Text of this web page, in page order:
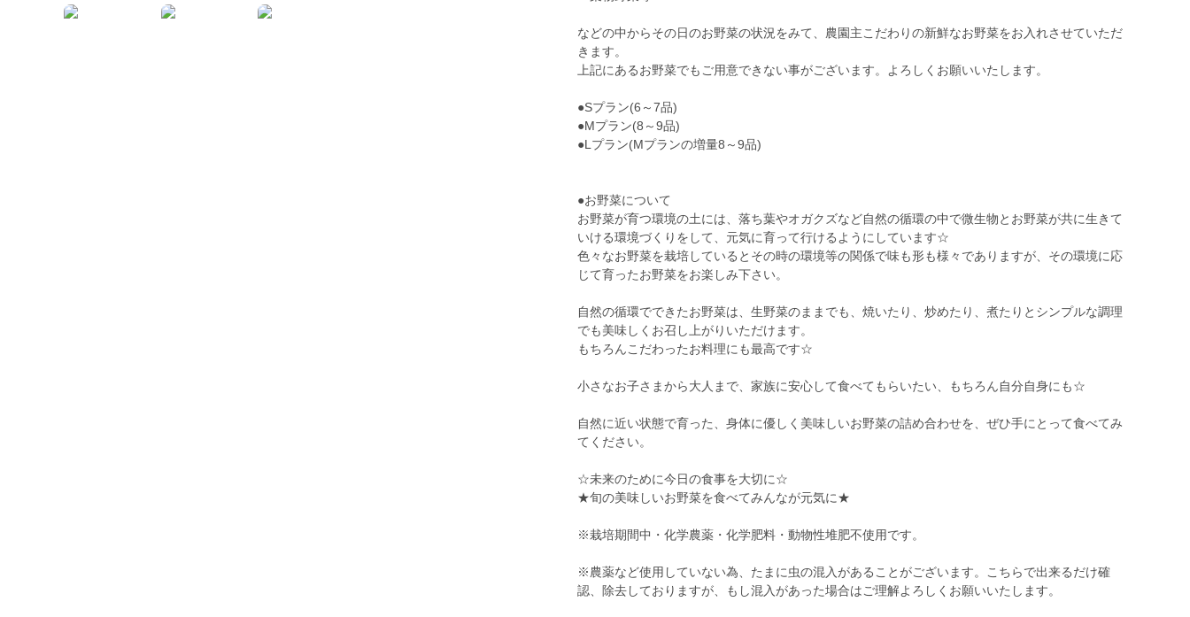
などの中からその日のお野菜の状況をみて、農園主こだわりの新鮮なお野菜をお入れさせていただ
きます。
上記にあるお野菜でもご用意できない事がございます。よろしくお願いいたします。
●Sプラン(6～7品)
●Mプラン(8～9品)
●Lプラン(Mプランの増量8～9品)
●お野菜について
お野菜が育つ環境の土には、落ち葉やオガクズなど自然の循環の中で微生物とお野菜が共に生きて
いける環境づくりをして、元気に育って行けるようにしています☆
色々なお野菜を栽培しているとその時の環境等の関係で味も形も様々でありますが、その環境に応
じて育ったお野菜をお楽しみ下さい。
自然の循環でできたお野菜は、生野菜のままでも、焼いたり、炒めたり、煮たりとシンプルな調理
でも美味しくお召し上がりいただけます。
もちろんこだわったお料理にも最高です☆
小さなお子さまから大人まで、家族に安心して食べてもらいたい、もちろん自分自身にも☆
自然に近い状態で育った、身体に優しく美味しいお野菜の詰め合わせを、ぜひ手にとって食べてみ
てください。
☆未来のために今日の食事を大切に☆
★旬の美味しいお野菜を食べてみんなが元気に★
※栽培期間中・化学農薬・化学肥料・動物性堆肥不使用です。
※農薬など使用していない為、たまに虫の混入があることがございます。こちらで出来るだけ確
認、除去しておりますが、もし混入があった場合はご理解よろしくお願いいたします。